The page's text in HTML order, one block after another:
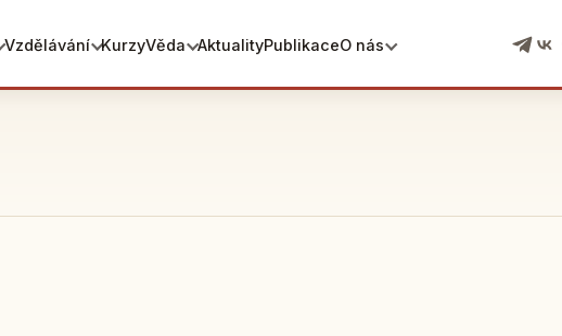
Vzdělávání KurzyVěda AktualityPublikaceO nás